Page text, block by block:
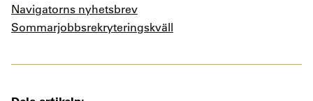
Navigatorns nyhetsbrev
Sommarjobbsrekryteringskväll